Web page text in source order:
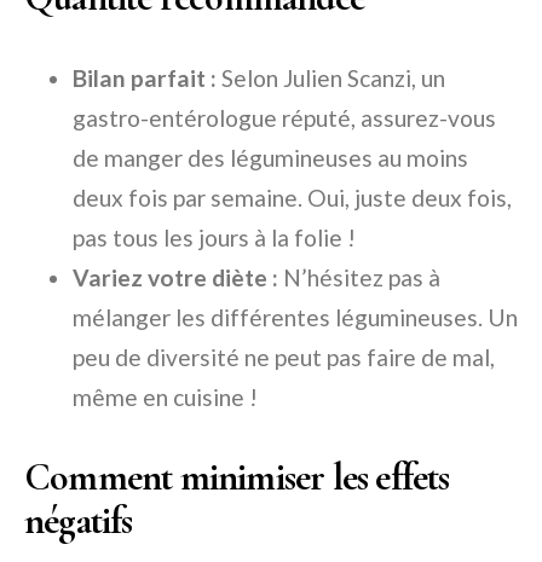
Bilan parfait : Selon Julien Scanzi, un
gastro-entérologue réputé, assurez-vous
de manger des légumineuses au moins
deux fois par semaine. Oui, juste deux fois,
pas tous les jours à la folie !
Variez votre diète : N’hésitez pas à
mélanger les différentes légumineuses. Un
peu de diversité ne peut pas faire de mal,
même en cuisine !
Comment minimiser les effets
négatifs